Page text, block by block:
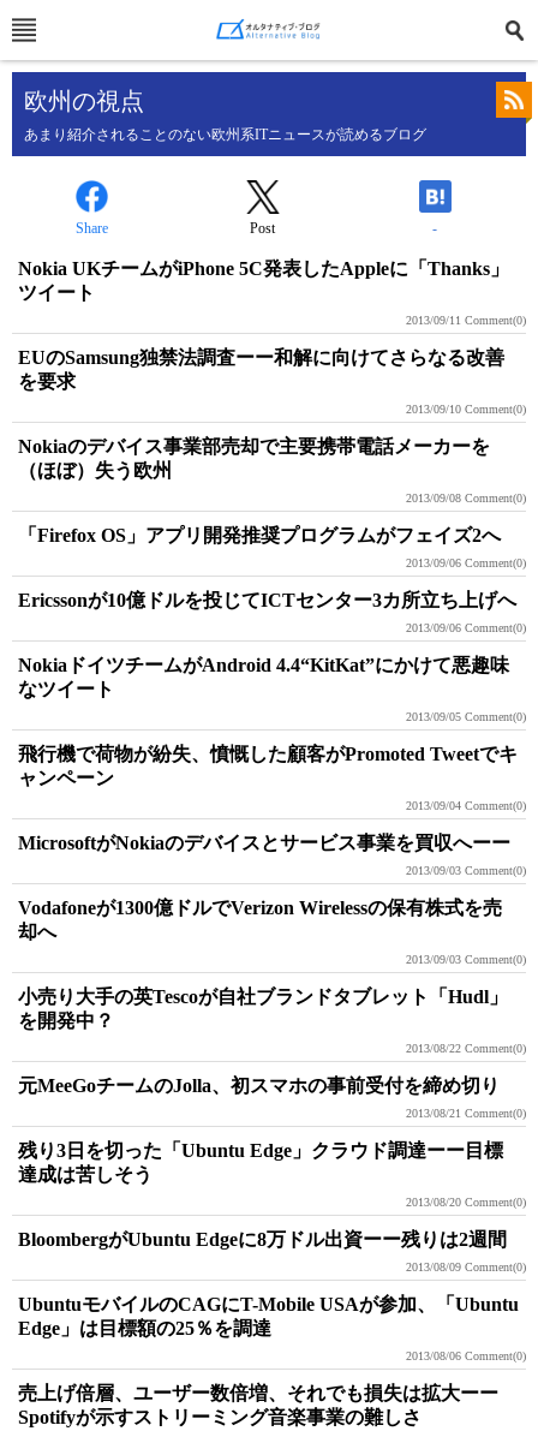
欧州の視点
あまり紹介されることのない欧州系ITニュースが読めるブログ
Share Post -
Nokia UKチームがiPhone 5C発表したAppleに「Thanks」
ツイート
2013/09/11 Comment(0)
EUのSamsung独禁法調査ーー和解に向けてさらなる改善
を要求
2013/09/10 Comment(0)
Nokiaのデバイス事業部売却で主要携帯電話メーカーを
（ほぼ）失う欧州
2013/09/08 Comment(0)
「Firefox OS」アプリ開発推奨プログラムがフェイズ2へ
2013/09/06 Comment(0)
Ericssonが10億ドルを投じてICTセンター3カ所立ち上げへ
2013/09/06 Comment(0)
NokiaドイツチームがAndroid 4.4“KitKat”にかけて悪趣味
なツイート
2013/09/05 Comment(0)
飛行機で荷物が紛失、憤慨した顧客がPromoted Tweetでキ
ャンペーン
2013/09/04 Comment(0)
MicrosoftがNokiaのデバイスとサービス事業を買収へーー
2013/09/03 Comment(0)
Vodafoneが1300億ドルでVerizon Wirelessの保有株式を売
却へ
2013/09/03 Comment(0)
小売り大手の英Tescoが自社ブランドタブレット「Hudl」
を開発中？
2013/08/22 Comment(0)
元MeeGoチームのJolla、初スマホの事前受付を締め切り
2013/08/21 Comment(0)
残り3日を切った「Ubuntu Edge」クラウド調達ーー目標
達成は苦しそう
2013/08/20 Comment(0)
BloombergがUbuntu Edgeに8万ドル出資ーー残りは2週間
2013/08/09 Comment(0)
UbuntuモバイルのCAGにT-Mobile USAが参加、「Ubuntu
Edge」は目標額の25％を調達
2013/08/06 Comment(0)
売上げ倍層、ユーザー数倍増、それでも損失は拡大ーー
Spotifyが示すストリーミング音楽事業の難しさ